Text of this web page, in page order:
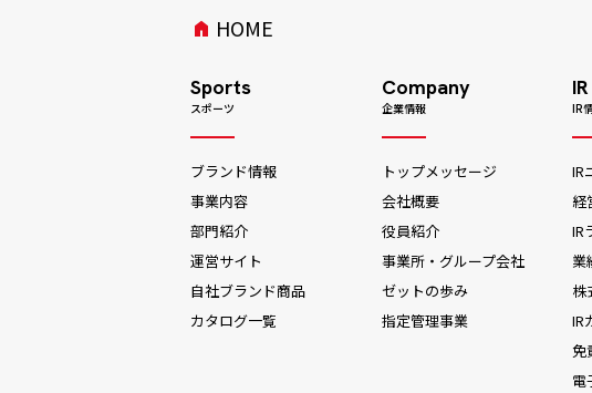
home HOME
Sports
スポーツ
ブランド情報
事業内容
部門紹介
運営サイト
自社ブランド商品
カタログ一覧
Company
企業情報
トップメッセージ
会社概要
役員紹介
事業所・グループ会社
ゼットの歩み
指定管理事業
IR
IR
IR
経
IR
業
株
IR
免
電